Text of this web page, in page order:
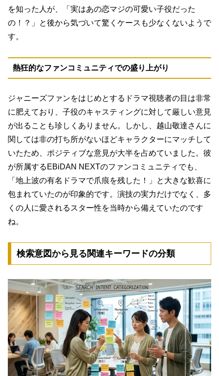
を知った人が、「実はあの恋マジの可愛い子役だった
の！？」と後から気づいて驚くケースも少なくないようで
す。
熱狂的なファンコミュニティでの盛り上がり
ジャニーズファンをはじめとするドラマ視聴者の目は非常
に肥えており、子役のキャスティングに対して厳しい意見
が出ることも珍しくありません。しかし、越山敬達さんに
関しては非の打ち所がないほどキャラクターにマッチして
いたため、ポジティブな意見が大半を占めていました。彼
が所属するEBiDAN NEXTのファンコミュニティでも、
「地上波の有名ドラマで爪痕を残した！」と大きな歓喜に
包まれていたのが印象的です。演技の実力だけでなく、多
くの人に愛されるスター性を当時から備えていたのです
ね。
検索意図から見る関連キーワードの分類